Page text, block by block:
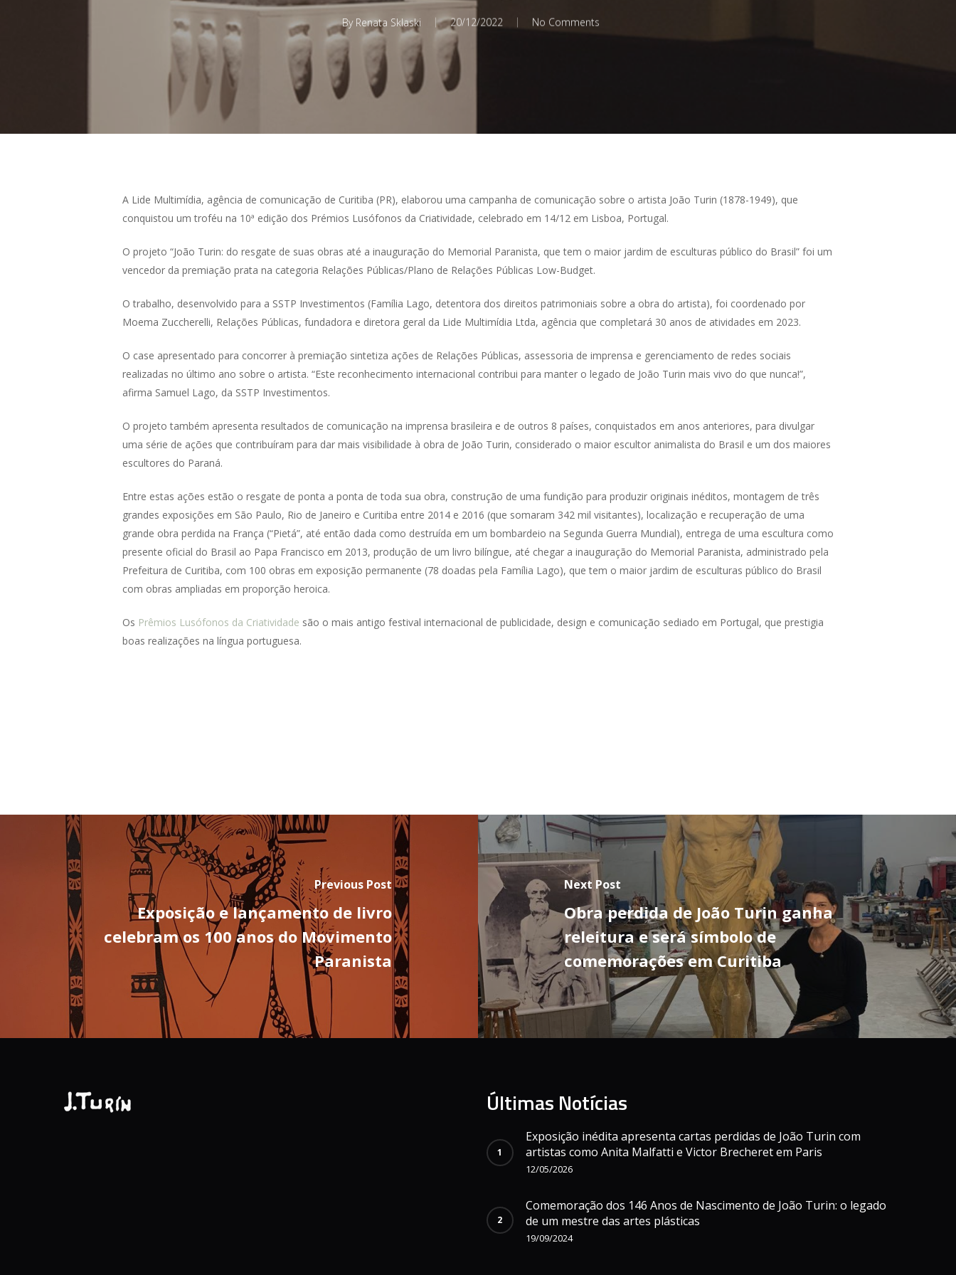
By Renata Sklaski 20/12/2022 No Comments
A Lide Multimídia, agência de comunicação de Curitiba (PR), elaborou uma campanha de comunicação sobre o artista João Turin (1878-1949), que
conquistou um troféu na 10ª edição dos Prémios Lusófonos da Criatividade, celebrado em 14/12 em Lisboa, Portugal.
O projeto “João Turin: do resgate de suas obras até a inauguração do Memorial Paranista, que tem o maior jardim de esculturas público do Brasil” foi um
vencedor da premiação prata na categoria Relações Públicas/Plano de Relações Públicas Low-Budget.
O trabalho, desenvolvido para a SSTP Investimentos (Família Lago, detentora dos direitos patrimoniais sobre a obra do artista), foi coordenado por
Moema Zuccherelli, Relações Públicas, fundadora e diretora geral da Lide Multimídia Ltda, agência que completará 30 anos de atividades em 2023.
O case apresentado para concorrer à premiação sintetiza ações de Relações Públicas, assessoria de imprensa e gerenciamento de redes sociais
realizadas no último ano sobre o artista. “Este reconhecimento internacional contribui para manter o legado de João Turin mais vivo do que nunca!”,
afirma Samuel Lago, da SSTP Investimentos.
O projeto também apresenta resultados de comunicação na imprensa brasileira e de outros 8 países, conquistados em anos anteriores, para divulgar
uma série de ações que contribuíram para dar mais visibilidade à obra de João Turin, considerado o maior escultor animalista do Brasil e um dos maiores
escultores do Paraná.
Entre estas ações estão o resgate de ponta a ponta de toda sua obra, construção de uma fundição para produzir originais inéditos, montagem de três
grandes exposições em São Paulo, Rio de Janeiro e Curitiba entre 2014 e 2016 (que somaram 342 mil visitantes), localização e recuperação de uma
grande obra perdida na França (“Pietá”, até então dada como destruída em um bombardeio na Segunda Guerra Mundial), entrega de uma escultura como
presente oficial do Brasil ao Papa Francisco em 2013, produção de um livro bilíngue, até chegar a inauguração do Memorial Paranista, administrado pela
Prefeitura de Curitiba, com 100 obras em exposição permanente (78 doadas pela Família Lago), que tem o maior jardim de esculturas público do Brasil
com obras ampliadas em proporção heroica.
Os Prêmios Lusófonos da Criatividade são o mais antigo festival internacional de publicidade, design e comunicação sediado em Portugal, que prestigia
boas realizações na língua portuguesa.
Previous Post
Exposição e lançamento de livro
celebram os 100 anos do Movimento
Paranista
Next Post
Obra perdida de João Turin ganha
releitura e será símbolo de
comemorações em Curitiba
Últimas Notícias
Exposição inédita apresenta cartas perdidas de João Turin com
artistas como Anita Malfatti e Victor Brecheret em Paris
12/05/2026
Comemoração dos 146 Anos de Nascimento de João Turin: o legado
de um mestre das artes plásticas
19/09/2024